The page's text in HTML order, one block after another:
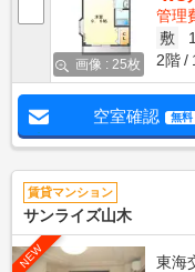
画像 : 25枚
管理
敷
2階
空室確認 無料
賃貸マンション
サンライズ山木
NEW
東海